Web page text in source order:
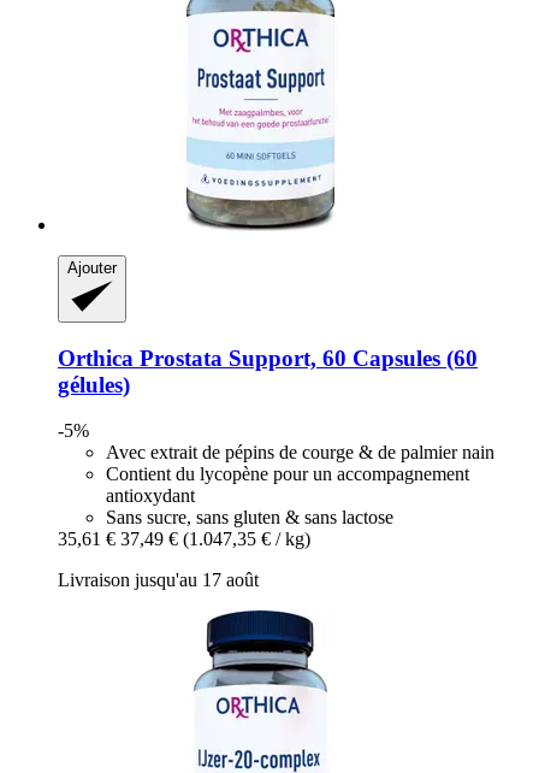
Ajouter
Orthica Prostata Support, 60 Capsules (60
gélules)
-5%
Avec extrait de pépins de courge & de palmier nain
Contient du lycopène pour un accompagnement
antioxydant
Sans sucre, sans gluten & sans lactose
35,61 € 37,49 € (1.047,35 € / kg)
Livraison jusqu'au 17 août